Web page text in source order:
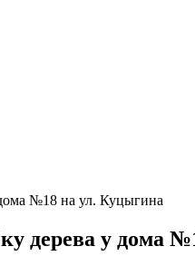
№18 на ул. Куцыгина
дерева у дома